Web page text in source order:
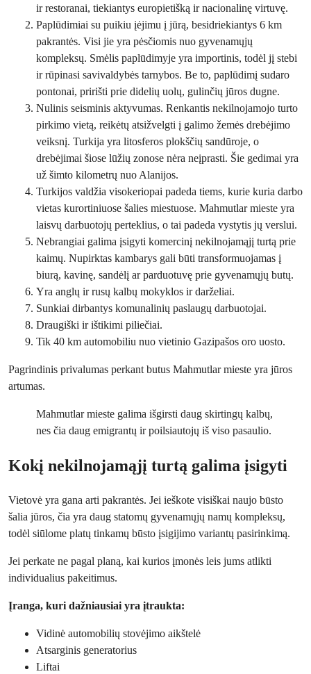
ir restoranai, tiekiantys europietišką ir nacionalinę virtuvę.
Paplūdimiai su puikiu įėjimu į jūrą, besidriekiantys 6 km
pakrantės. Visi jie yra pėsčiomis nuo gyvenamųjų
kompleksų. Smėlis paplūdimyje yra importinis, todėl jį stebi
ir rūpinasi savivaldybės tarnybos. Be to, paplūdimį sudaro
pontonai, pririšti prie didelių uolų, gulinčių jūros dugne.
Nulinis seisminis aktyvumas. Renkantis nekilnojamojo turto
pirkimo vietą, reikėtų atsižvelgti į galimo žemės drebėjimo
veiksnį. Turkija yra litosferos plokščių sandūroje, o
drebėjimai šiose lūžių zonose nėra neįprasti. Šie gedimai yra
už šimto kilometrų nuo Alanijos.
Turkijos valdžia visokeriopai padeda tiems, kurie kuria darbo
vietas kurortiniuose šalies miestuose. Mahmutlar mieste yra
laisvų darbuotojų perteklius, o tai padeda vystytis jų verslui.
Nebrangiai galima įsigyti komercinį nekilnojamąjį turtą prie
kaimų. Nupirktas kambarys gali būti transformuojamas į
biurą, kavinę, sandėlį ar parduotuvę prie gyvenamųjų butų.
Yra anglų ir rusų kalbų mokyklos ir darželiai.
Sunkiai dirbantys komunalinių paslaugų darbuotojai.
Draugiški ir ištikimi piliečiai.
Tik 40 km automobiliu nuo vietinio Gazipašos oro uosto.
Pagrindinis privalumas perkant butus Mahmutlar mieste yra jūros
artumas.
Mahmutlar mieste galima išgirsti daug skirtingų kalbų,
nes čia daug emigrantų ir poilsiautojų iš viso pasaulio.
Kokį nekilnojamąjį turtą galima įsigyti
Vietovė yra gana arti pakrantės. Jei ieškote visiškai naujo būsto
šalia jūros, čia yra daug statomų gyvenamųjų namų kompleksų,
todėl siūlome platų tinkamų būsto įsigijimo variantų pasirinkimą.
Jei perkate ne pagal planą, kai kurios įmonės leis jums atlikti
individualius pakeitimus.
Įranga, kuri dažniausiai yra įtraukta:
Vidinė automobilių stovėjimo aikštelė
Atsarginis generatorius
Liftai